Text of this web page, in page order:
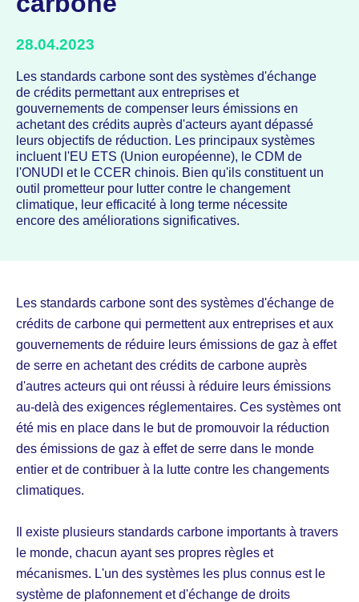
28.04.2023
Les standards carbone sont des systèmes d'échange
de crédits permettant aux entreprises et
gouvernements de compenser leurs émissions en
achetant des crédits auprès d'acteurs ayant dépassé
leurs objectifs de réduction. Les principaux systèmes
incluent l'EU ETS (Union européenne), le CDM de
l'ONUDI et le CCER chinois. Bien qu'ils constituent un
outil prometteur pour lutter contre le changement
climatique, leur efficacité à long terme nécessite
encore des améliorations significatives.
Les standards carbone sont des systèmes d'échange de
crédits de carbone qui permettent aux entreprises et aux
gouvernements de réduire leurs émissions de gaz à effet
de serre en achetant des crédits de carbone auprès
d'autres acteurs qui ont réussi à réduire leurs émissions
au-delà des exigences réglementaires. Ces systèmes ont
été mis en place dans le but de promouvoir la réduction
des émissions de gaz à effet de serre dans le monde
entier et de contribuer à la lutte contre les changements
climatiques.
Il existe plusieurs standards carbone importants à travers
le monde, chacun ayant ses propres règles et
mécanismes. L'un des systèmes les plus connus est le
système de plafonnement et d'échange de droits